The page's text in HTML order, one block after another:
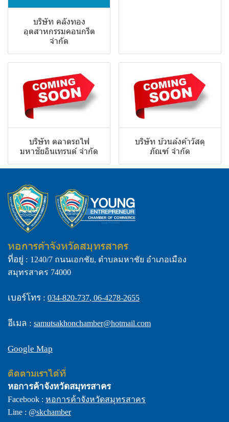
บริษัท คลังทอง
อุตสาหกรรมคอนกรีต
จำกัด
บริษัท ตลาดรถไฟ
มหาชัยอินเทรนด์ จำกัด
บริษัท บ้วนล้งค้าวัสดุ
ภัณฑ์ จำกัด
หอการค้าจังหวัดสมุทรสาคร
ที่อยู่ : 1240/7 ถนนเอกชัย, ตำบลมหาชัย อำเภอเมือง
สมุทรสาคร 74000
เบอร์โทร : 034-820-737, 06-4278-2655
อีเมล : samutsakhonchamber@hotmail.com
Google Map
ติดตามเราได้ที่
หอการค้าจังหวัดสมุทรสาคร
Facebook : หอการค้าจังหวัดสมุทรสาคร
Line : @skchamber